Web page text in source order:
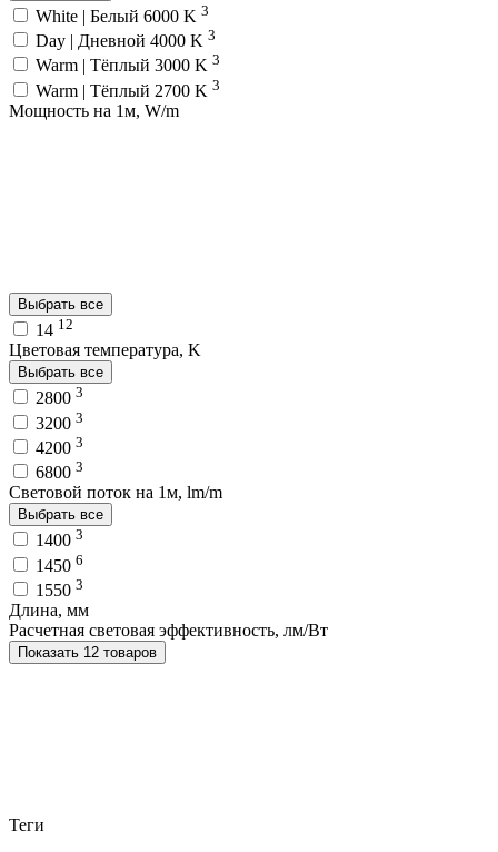
White | Белый 6000 K 3
Day | Дневной 4000 K 3
Warm | Тёплый 3000 K 3
Warm | Тёплый 2700 K 3
Мощность на 1м, W/m
Выбрать все
14 12
Цветовая температура, K
Выбрать все
2800 3
3200 3
4200 3
6800 3
Световой поток на 1м, lm/m
Выбрать все
1400 3
1450 6
1550 3
Длина, мм
Расчетная световая эффективность, лм/Вт
Показать 12 товаров
Теги